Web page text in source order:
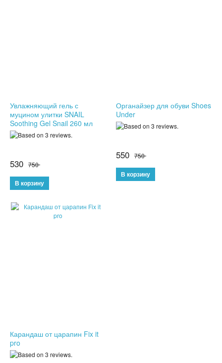
СПИННЕРЫ
НОВОГОДНИЕ ТОВАРЫ
ХИТЫ ПРОДАЖ
Увлажняющий гель с
муцином улитки SNAIL
Soothing Gel Snail 260 мл
530 750
Органайзер для обуви Shoes
Under
550 750
Карандаш от царапин Fix it
pro